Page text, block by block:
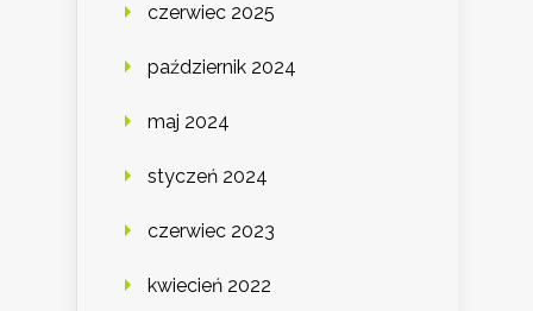
czerwiec 2025
październik 2024
maj 2024
styczeń 2024
czerwiec 2023
kwiecień 2022